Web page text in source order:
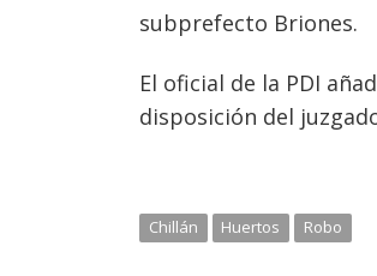
subprefecto Briones.
El oficial de la PDI
disposición del
Chillán Huertos Robo